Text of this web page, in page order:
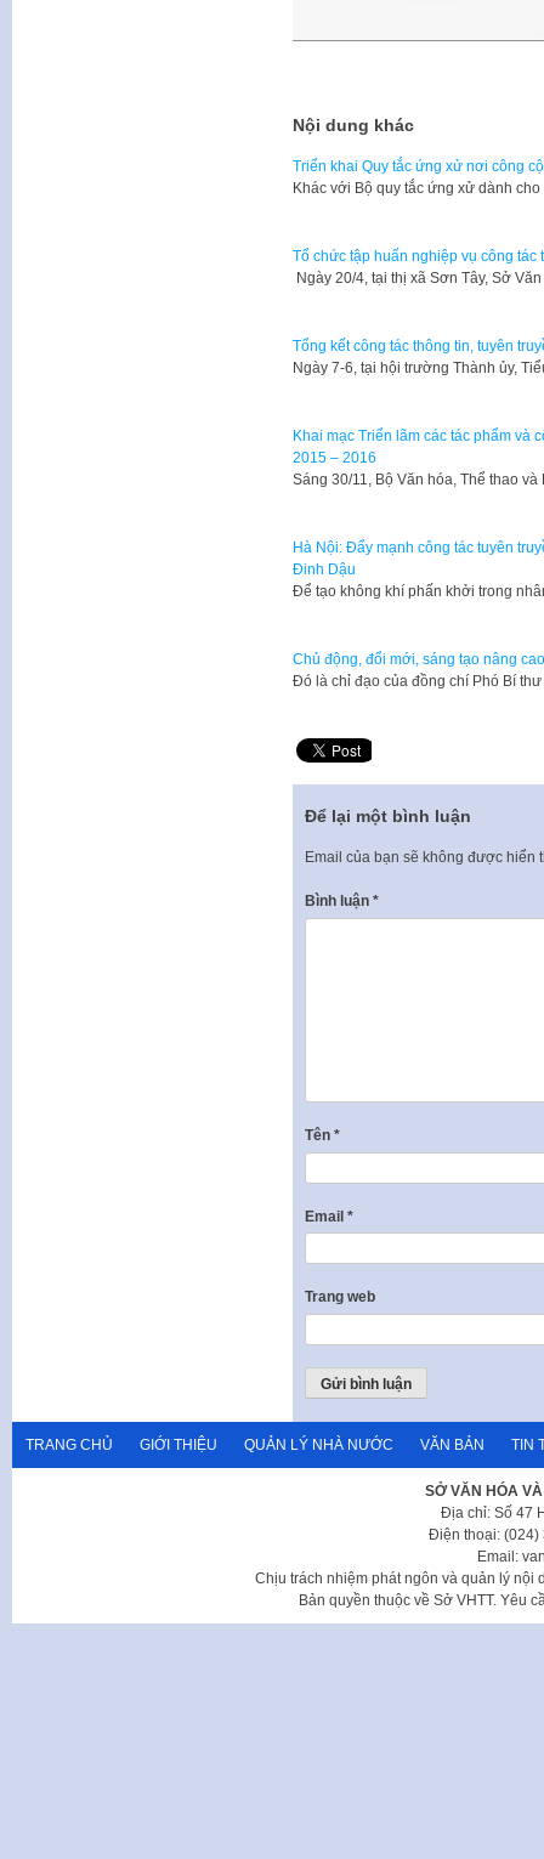
Nội dung khác
Triển khai Quy tắc ứng xử nơi công
Khác với Bộ quy tắc ứng xử dành
Tổ chức tập huấn nghiệp vụ công tác
Ngày 20/4, tại thị xã Sơn Tây, Sở
Tổng kết công tác thông tin, tuyên
Ngày 7-6, tại hội trường Thành ủy,
Khai mạc Triển lãm các tác phẩm và
2015 – 2016
Sáng 30/11, Bộ Văn hóa, Thể thao
Hà Nội: Đẩy mạnh công tác tuyên
Đinh Dậu
Để tạo không khí phấn khởi trong
Chủ động, đổi mới, sáng tạo nâng
Đó là chỉ đạo của đồng chí Phó Bí
Để lại một bình luận
Email của bạn sẽ không được hiển
Bình luận *
Tên *
Email *
Trang web
TRANG CHỦ GIỚI THIỆU QUẢN LÝ NHÀ NƯỚC VĂN BẢN TIN
SỞ VĂN HÓA
Địa chỉ: Số 47
Điện thoại: (024)
Email:
Chịu trách nhiệm phát ngôn và quản lý nội
Bản quyền thuộc về Sở VHTT. Yêu